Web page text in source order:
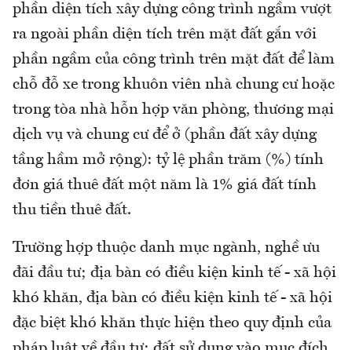
phần diện tích xây dựng công trình ngầm vượt
ra ngoài phần diện tích trên mặt đất gắn với
phần ngầm của công trình trên mặt đất để làm
chỗ đỗ xe trong khuôn viên nhà chung cư hoặc
trong tòa nhà hỗn hợp văn phòng, thương mại
dịch vụ và chung cư để ở (phần đất xây dựng
tầng hầm mở rộng): tỷ lệ phần trăm (%) tính
đơn giá thuê đất một năm là 1% giá đất tính
thu tiền thuê đất.
Trường hợp thuộc danh mục ngành, nghề ưu
đãi đầu tư; địa bàn có điều kiện kinh tế - xã hội
khó khăn, địa bàn có điều kiện kinh tế - xã hội
đặc biệt khó khăn thực hiện theo quy định của